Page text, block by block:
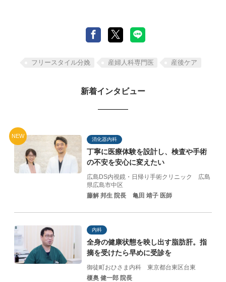
フリースタイル分娩 産婦人科専門医 産後ケア
新着インタビュー
NEW
消化器内科
丁寧に医療体験を設計し、 検査や手術
の不安を安心に変えたい
広島DS内視鏡・日帰り手術クリニック 広島
県広島市中区
藤解 邦生 院長
亀田 靖子 医師
内科
全身の健康状態を映し出す脂肪肝。指
摘を受けたら早めに受診を
御徒町おひさま内科 東京都台東区台東
榎奥 健一郎 院長